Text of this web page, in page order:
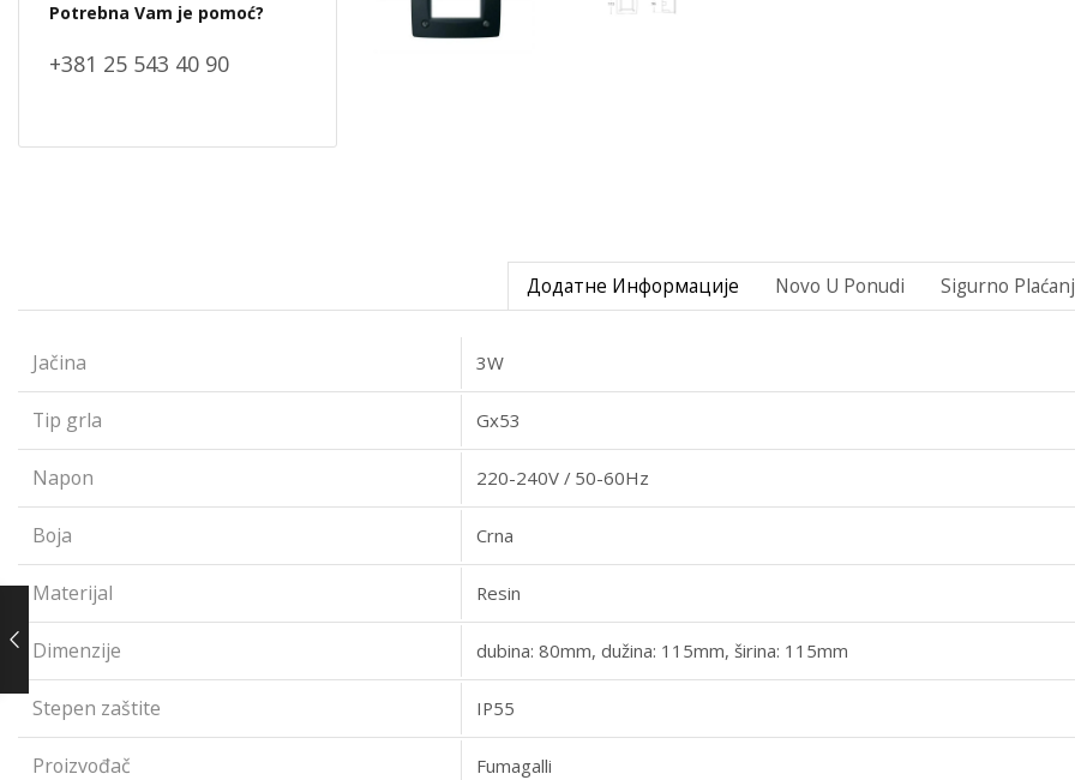
Potrebna Vam je pomoć?
+381 25 543 40 90
Додатне Информације Novo U Ponudi Sigurno
Jačina 3W
Tip grla Gx53
Napon 220-240V / 50-60Hz
Boja Crna
Materijal Resin
Dimenzije dubina: 80mm, dužina: 115mm, širina: 115mm
Stepen zaštite IP55
Proizvođač Fumagalli